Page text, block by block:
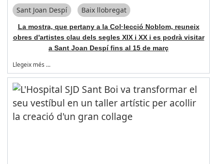
Sant Joan Despí Baix llobregat
La mostra, que pertany a la Col·lecció Noblom, reuneix
obres d'artistes clau dels segles XIX i XX i es podrà visitar
a Sant Joan Despí fins al 15 de març
Llegeix més …